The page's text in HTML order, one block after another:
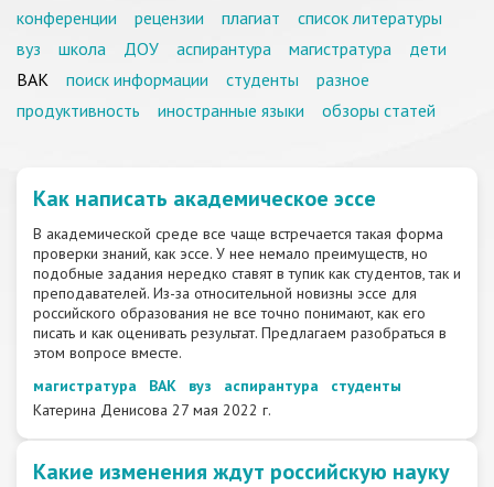
конференции
рецензии плагиат
список литературы
вуз
школа ДОУ аспирантура магистратура
дети
ВАК
поиск информации студенты
разное
продуктивность
иностранные языки обзоры статей
Как написать академическое эссе
В академической среде все чаще встречается такая форма
проверки знаний, как эссе. У нее немало преимуществ, но
подобные задания нередко ставят в тупик как студентов, так и
преподавателей. Из-за относительной новизны эссе для
российского образования не все точно понимают, как его
писать и как оценивать результат. Предлагаем разобраться в
этом вопросе вместе.
магистратура
ВАК вуз аспирантура
студенты
Катерина Денисова 27 мая 2022 г.
Какие изменения ждут российскую науку